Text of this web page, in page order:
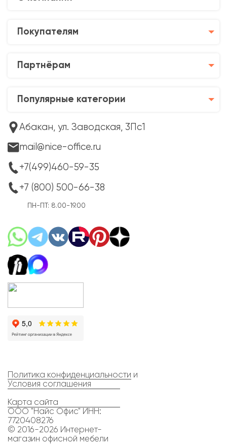
Покупателям
Партнёрам
Популярные категории
Абакан, ул. Заводская, 3Пс1
mail@nice-office.ru
+7(499)460-59-35
+7 (800) 500-66-38
ПН-ПТ: 8.00-19.00
Политика конфиденциальности и
Условия соглашения
Карта сайта
ООО "Найс Офис" ИНН:
7720408276
© 2016-2026 Интернет-
магазин офисной мебели